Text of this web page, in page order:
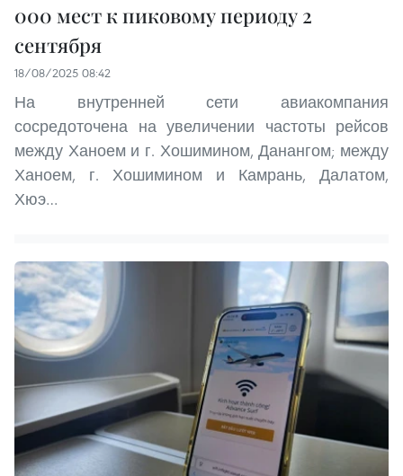
000 мест к пиковому периоду 2
сентября
18/08/2025 08:42
На внутренней сети авиакомпания
сосредоточена на увеличении частоты рейсов
между Ханоем и г. Хошимином, Данангом; между
Ханоем, г. Хошимином и Камрань, Далатом,
Хюэ…